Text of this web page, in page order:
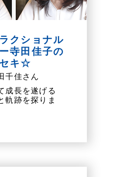
クショナル
寺田佳子の
キ☆
千佳さん
成長を遂げる
軌跡を探りま